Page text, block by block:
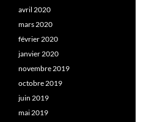
avril 2020
mars 2020
février 2020
janvier 2020
novembre 2019
octobre 2019
juin 2019
mai 2019